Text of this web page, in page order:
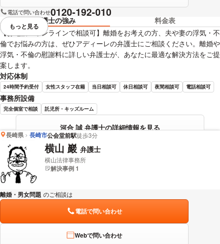
電話で問い合わせ0120-192-010
弁護士の強み
料金表
【お電話・オンラインで相談可】離婚をお考えの方、夫や妻の浮気・不
倫でお悩みの方は、ぜひアディーレの弁護士にご相談ください。離婚や
浮気・不倫の慰謝料に詳しい弁護士が、あなたに最適な解決方法をご提
案します。
対応体制
24時間予約受付 女性スタッフ在籍 当日相談可 休日相談可 夜間相談可 電話相談可
事務所設備
完全個室で相談 託児所・キッズルーム
河合 誠 弁護士の詳細情報を見る
視覚的に省略されている要素を
もっと見る
長崎県 長崎市公会堂前駅徒歩3分
横山 巖 弁護士
横山法律事務所
解決事例 1
離婚・男女問題 のご相談は
電話で問い合わせ
Webで問い合わせ